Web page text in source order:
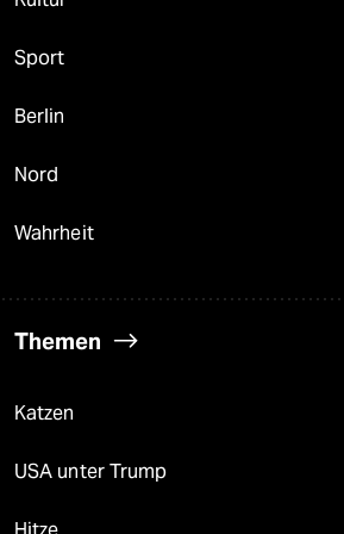
Sport
Berlin
Nord
Wahrheit
Themen
Katzen
USA unter Trump